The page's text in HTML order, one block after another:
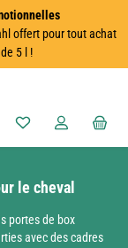
offert pour tout achat
5 l !
Vous avez 0
le cheval
portes de box
avec des cadres